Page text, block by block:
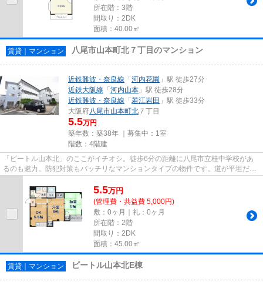
所在階：3階
間取り：2DK
面積：40.00㎡
賃貸｜マンション 八尾市山本町北７丁目のマンション
近鉄難波・奈良線 「河内花園 」駅 徒歩27分
近鉄大阪線 「河内山本 」駅 徒歩28分
近鉄難波・奈良線 「若江岩田 」駅 徒歩33分
大阪府八尾市山本町北 ７丁目
5.5万円
築年数：築38年 ｜募集中： 1室
階数：4階建
「ビートル山本北」のここがイチオシ。徒歩6分の距離に八尾市立桂中学校があ
るのも魅力。防犯対策もバッチリなマンションタイプの物件です。道が平坦だと
買い物も快適にできますね。で...
5.5万円
(管理費・共益費 5,000円)
敷：0ヶ月｜礼：0ヶ月
所在階：2階
間取り：2DK
面積：45.00㎡
賃貸｜マンション ビートル山本北E棟